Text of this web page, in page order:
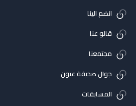
انضم الينا
قالو عنا
مجتمعنا
جوال صحيفة عيون
المسابقات